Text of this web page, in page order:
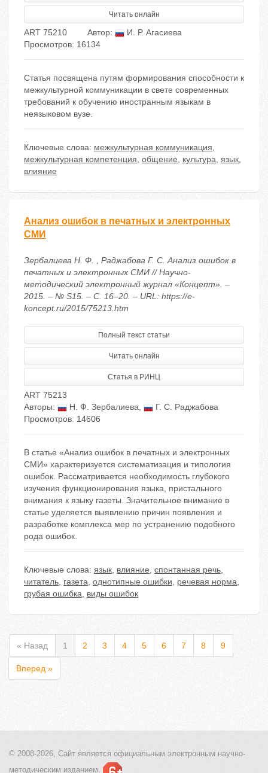
Читать онлайн
ART 75210 Автор:
И. Р. Агасиева
Просмотров: 16134
Статья посвящена путям формирования способности к
межкультурной коммуникации в свете современных
требований к обучению иностранным языкам в
неязыковом вузе.
Ключевые слова: межкультурная коммуникация,
межкультурная компетенция, общение, культура, язык,
влияние
Анализ ошибок в печатных и электронных
СМИ
Зербалиева Н. Ф. , Раджабова Г. С. Анализ ошибок в
печатных и электронных СМИ // Научно-
методический электронный журнал «Концепт». –
2015. – № S15. – С. 16–20. – URL: https://e-
koncept.ru/2015/75213.htm
Полный текст статьи
Читать онлайн
Статья в РИНЦ
ART 75213
Авторы:
Н. Ф. Зербалиева,
Г. С. Раджабова
Просмотров: 14606
В статье «Анализ ошибок в печатных и электронных
СМИ» характеризуется систематизация и типология
ошибок. Рассматривается необходимость глубокого
изучения функционирования языка, пристального
внимания к языку газеты. Значительное внимание в
статье уделяется выявлению причин появления и
разработке комплекса мер по устранению подобного
рода ошибок.
Ключевые слова: язык, влияние, спонтанная речь,
читатель, газета, однотипные ошибки, речевая норма,
грубая ошибка, виды ошибок
« Назад 1 2 3 4 5 6 7 8 9
Вперед »
© 2008-2026, Сайт является официальным электронным научно-
методическим изданием.